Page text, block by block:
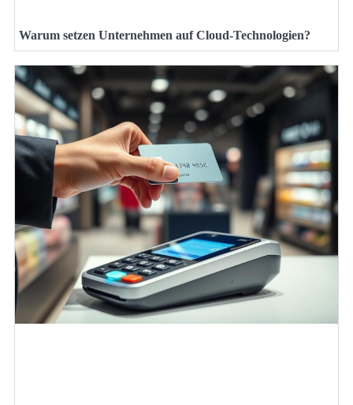
Warum setzen Unternehmen auf Cloud-Technologien?